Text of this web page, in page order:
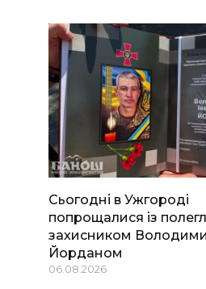
Сьогодні в Ужгороді
попрощалися із
захисником
Йорданом
06.08.2026